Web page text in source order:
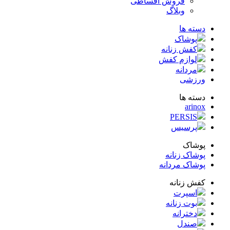
ها
پوشاک
کفش زنانه
لوازم کفش
مردانه
ها
PERSIS
پرسیس
زنانه
مردانه
زنانه
اسپرت
بوت زنانه
دخترانه
صندل